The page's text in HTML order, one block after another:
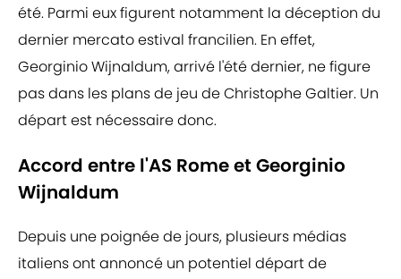
été. Parmi eux figurent notamment la déception du
dernier mercato estival francilien. En effet,
Georginio Wijnaldum, arrivé l'été dernier, ne figure
pas dans les plans de jeu de Christophe Galtier. Un
départ est nécessaire donc.
Accord entre l'AS Rome et Georginio
Wijnaldum
Depuis une poignée de jours, plusieurs médias
italiens ont annoncé un potentiel départ de